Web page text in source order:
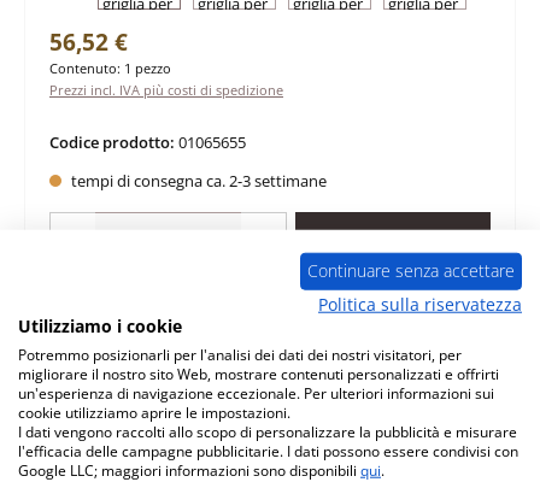
Prezzo normale:
56,52 €
Contenuto: 1 pezzo
Prezzi incl. IVA più costi di spedizione
Codice prodotto: 01065655
tempi di consegna ca. 2-3 settimane
Domanda sul prodotto
Continuare senza accettare
Politica sulla riservatezza
Utilizziamo i cookie
Potremmo posizionarli per l'analisi dei dati dei nostri visitatori, per
migliorare il nostro sito Web, mostrare contenuti personalizzati e offrirti
un'esperienza di navigazione eccezionale. Per ulteriori informazioni sui
cookie utilizziamo aprire le impostazioni.
I dati vengono raccolti allo scopo di personalizzare la pubblicità e misurare
l'efficacia delle campagne pubblicitarie. I dati possono essere condivisi con
Google LLC; maggiori informazioni sono disponibili qui.